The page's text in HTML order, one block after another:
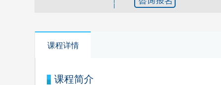
课程详情
课程简介